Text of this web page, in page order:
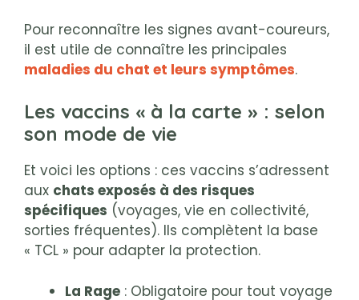
Pour reconnaître les signes avant-coureurs,
il est utile de connaître les principales
maladies du chat et leurs symptômes.
Les vaccins « à la carte » : selon
son mode de vie
Et voici les options : ces vaccins s’adressent
aux chats exposés à des risques
spécifiques (voyages, vie en collectivité,
sorties fréquentes). Ils complètent la base
« TCL » pour adapter la protection.
La Rage : Obligatoire pour tout voyage